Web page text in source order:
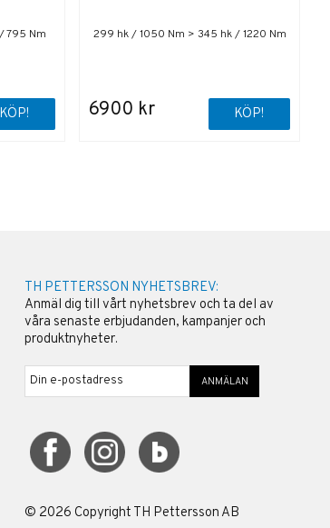
795 Nm
KÖP!
299 hk / 1050 Nm > 345 hk / 1220 Nm
6900 kr KÖP!
TH PETTERSSON NYHETSBREV:
Anmäl dig till vårt nyhetsbrev och ta del av
våra senaste erbjudanden, kampanjer och
produktnyheter.
ANMÄLAN
© 2026 Copyright TH Pettersson AB